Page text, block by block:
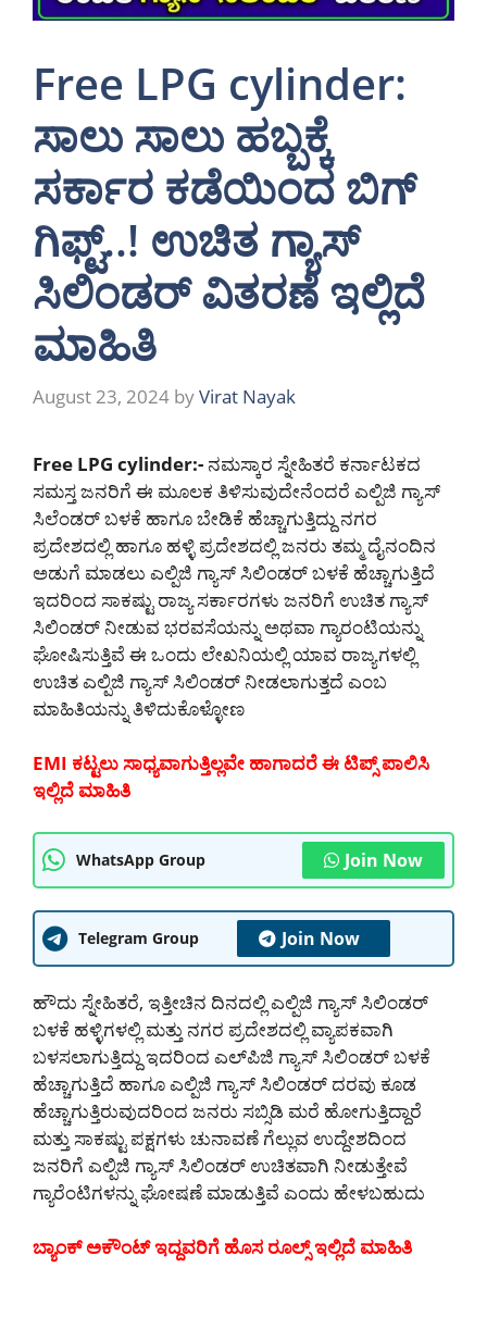
Free LPG cylinder:
ಸಾಲು ಸಾಲು ಹಬ್ಬಕ್ಕೆ
ಸರ್ಕಾರ ಕಡೆಯಿಂದ ಬಿಗ್
ಗಿಫ್ಟ್..! ಉಚಿತ ಗ್ಯಾಸ್
ಸಿಲಿಂಡರ್ ವಿತರಣೆ ಇಲ್ಲಿದೆ
ಮಾಹಿತಿ
August 23, 2024 byVirat Nayak
Free LPG cylinder:- ನಮಸ್ಕಾರ ಸ್ನೇಹಿತರೆ ಕರ್ನಾಟಕದ
ಸಮಸ್ತ ಜನರಿಗೆ ಈ ಮೂಲಕ ತಿಳಿಸುವುದೇನೆಂದರೆ ಎಲ್ಪಿಜಿ ಗ್ಯಾಸ್
ಸಿಲೆಂಡರ್ ಬಳಕೆ ಹಾಗೂ ಬೇಡಿಕೆ ಹೆಚ್ಚಾಗುತ್ತಿದ್ದು ನಗರ
ಪ್ರದೇಶದಲ್ಲಿ ಹಾಗೂ ಹಳ್ಳಿ ಪ್ರದೇಶದಲ್ಲಿ ಜನರು ತಮ್ಮ ದೈನಂದಿನ
ಅಡುಗೆ ಮಾಡಲು ಎಲ್ಪಿಜಿ ಗ್ಯಾಸ್ ಸಿಲಿಂಡರ್ ಬಳಕೆ ಹೆಚ್ಚಾಗುತ್ತಿದೆ
ಇದರಿಂದ ಸಾಕಷ್ಟು ರಾಜ್ಯ ಸರ್ಕಾರಗಳು ಜನರಿಗೆ ಉಚಿತ ಗ್ಯಾಸ್
ಸಿಲಿಂಡರ್ ನೀಡುವ ಭರವಸೆಯನ್ನು ಅಥವಾ ಗ್ಯಾರಂಟಿಯನ್ನು
ಘೋಷಿಸುತ್ತಿವೆ ಈ ಒಂದು ಲೇಖನಿಯಲ್ಲಿ ಯಾವ ರಾಜ್ಯಗಳಲ್ಲಿ
ಉಚಿತ ಎಲ್ಪಿಜಿ ಗ್ಯಾಸ್ ಸಿಲಿಂಡರ್ ನೀಡಲಾಗುತ್ತದೆ ಎಂಬ
ಮಾಹಿತಿಯನ್ನು ತಿಳಿದುಕೊಳ್ಳೋಣ
EMI ಕಟ್ಟಲು ಸಾಧ್ಯವಾಗುತ್ತಿಲ್ಲವೇ ಹಾಗಾದರೆ ಈ ಟಿಪ್ಸ್ ಪಾಲಿಸಿ
ಇಲ್ಲಿದೆ ಮಾಹಿತಿ
WhatsApp Group Join Now
Telegram Group Join Now
ಹೌದು ಸ್ನೇಹಿತರೆ, ಇತ್ತೀಚಿನ ದಿನದಲ್ಲಿ ಎಲ್ಪಿಜಿ ಗ್ಯಾಸ್ ಸಿಲಿಂಡರ್
ಬಳಕೆ ಹಳ್ಳಿಗಳಲ್ಲಿ ಮತ್ತು ನಗರ ಪ್ರದೇಶದಲ್ಲಿ ವ್ಯಾಪಕವಾಗಿ
ಬಳಸಲಾಗುತ್ತಿದ್ದು ಇದರಿಂದ ಎಲ್‌ಪಿಜಿ ಗ್ಯಾಸ್ ಸಿಲಿಂಡರ್ ಬಳಕೆ
ಹೆಚ್ಚಾಗುತ್ತಿದೆ ಹಾಗೂ ಎಲ್ಪಿಜಿ ಗ್ಯಾಸ್ ಸಿಲಿಂಡರ್ ದರವು ಕೂಡ
ಹೆಚ್ಚಾಗುತ್ತಿರುವುದರಿಂದ ಜನರು ಸಬ್ಸಿಡಿ ಮರೆ ಹೋಗುತ್ತಿದ್ದಾರೆ
ಮತ್ತು ಸಾಕಷ್ಟು ಪಕ್ಷಗಳು ಚುನಾವಣೆ ಗೆಲ್ಲುವ ಉದ್ದೇಶದಿಂದ
ಜನರಿಗೆ ಎಲ್ಪಿಜಿ ಗ್ಯಾಸ್ ಸಿಲಿಂಡರ್ ಉಚಿತವಾಗಿ ನೀಡುತ್ತೇವೆ
ಗ್ಯಾರೆಂಟಿಗಳನ್ನು ಘೋಷಣೆ ಮಾಡುತ್ತಿವೆ ಎಂದು ಹೇಳಬಹುದು
ಬ್ಯಾಂಕ್ ಅಕೌಂಟ್ ಇದ್ದವರಿಗೆ ಹೊಸ ರೂಲ್ಸ್ ಇಲ್ಲಿದೆ ಮಾಹಿತಿ